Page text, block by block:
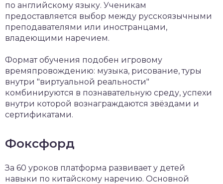
по английскому языку. Ученикам
предоставляется выбор между русскоязычными
преподавателями или иностранцами,
владеющими наречием.
Формат обучения подобен игровому
времяпровождению: музыка, рисование, туры
внутри "виртуальной реальности"
комбинируются в познавательную среду, успехи
внутри которой вознаграждаются звёздами и
сертификатами.
Фоксфорд
За 60 уроков платформа развивает у детей
навыки по китайскому наречию. Основной